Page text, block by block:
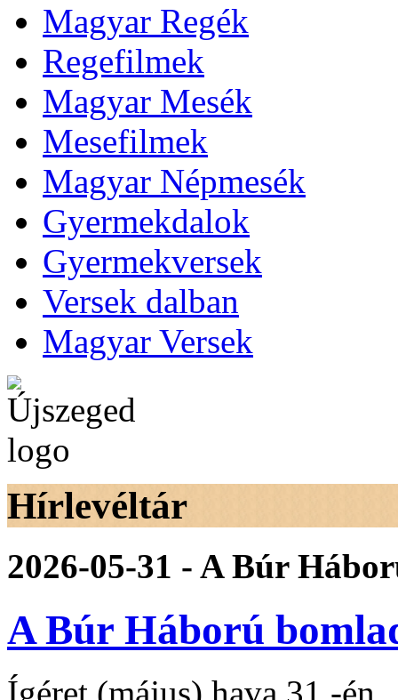
Magyar Regék
Regefilmek
Magyar Mesék
Mesefilmek
Magyar Népmesék
Gyermekdalok
Gyermekversek
Versek dalban
Magyar Versek
Hírlevéltár
2026-05-31 - A Búr
A Búr Háború